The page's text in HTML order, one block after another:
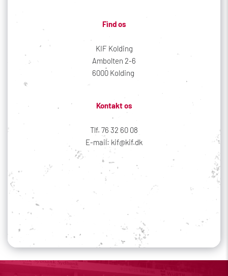
Find os
KIF Kolding
Ambolten 2-6
6000 Kolding
Kontakt os
Tlf. 76 32 60 08
E-mail: kif@kif.dk
Sociale medier
Din profil